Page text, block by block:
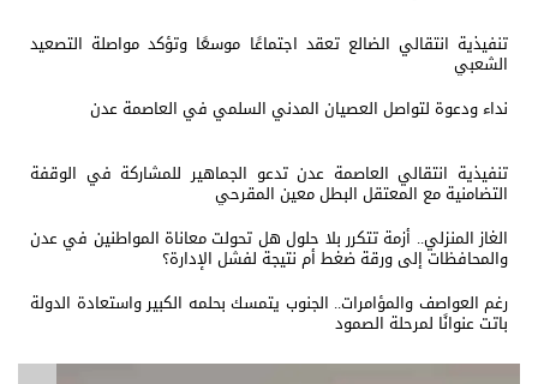
تنفيذية انتقالي الضالع تعقد اجتماعًا موسعًا وتؤكد مواصلة التصعيد
الشعبي
نداء ودعوة لتواصل العصيان المدني السلمي في العاصمة عدن
تنفيذية انتقالي العاصمة عدن تدعو الجماهير للمشاركة في الوقفة
التضامنية مع المعتقل البطل معين المقرحي
الغاز المنزلي.. أزمة تتكرر بلا حلول هل تحولت معاناة المواطنين في عدن
والمحافظات إلى ورقة ضغط أم نتيجة لفشل الإدارة؟
رغم العواصف والمؤامرات.. الجنوب يتمسك بحلمه الكبير واستعادة الدولة
باتت عنوانًا لمرحلة الصمود